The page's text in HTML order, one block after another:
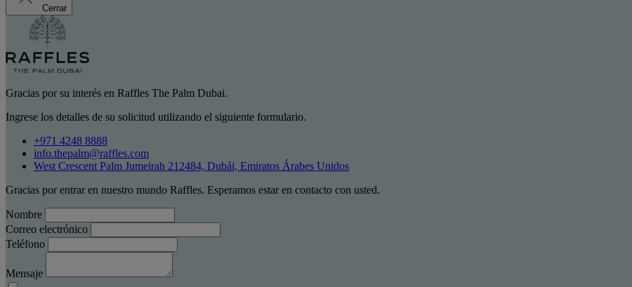
Cerrar
Gracias por su interés en Raffles The Palm Dubai.
Ingrese los detalles de su solicitud utilizando el siguiente formulario.
+971 4248 8888
info.thepalm@raffles.com
West Crescent Palm Jumeirah 212484, Dubái, Emiratos Árabes Unidos
Gracias por entrar en nuestro mundo Raffles. Esperamos estar en contacto con usted.
Nombre
Correo electrónico
Teléfono
Mensaje